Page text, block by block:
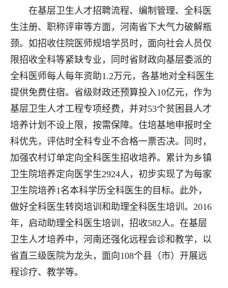
在基层卫生人才招聘流程、编制管理、全科医
生注册、职称评审等方面，河南省下大气力破解瓶
颈。如招收住院医师规培学员时，面向社会人员仅
限招收全科等紧缺专业，同时省财政向基层委派的
全科医师每人每年资助1.2万元，各基地对全科医生
提供免费住宿。省级财政还预算投入10亿元，作为
基层卫生人才工程专项经费，并对53个贫困县人才
培养计划不设上限，按需保障。住培基地申报时全
科优先，评估时全科专业不合格一票否决。同时，
加强农村订单定向全科医生招收培养。累计为乡镇
卫生院培养定向医学生2924人，初步实现了为每家
卫生院培养1名本科学历全科医生的目标。此外，
做好全科医生转岗培训和助理全科医生培训。2016
年，启动助理全科医生培训，招收582人。在基层
卫生人才培养中，河南还强化远程会诊和教学，以
省直三级医院为龙头，面向108个县（市）开展远
程诊疗、教学等。